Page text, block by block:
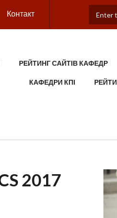
Контакт
РЕЙТИНГ САЙТІВ КАФЕДР
КАФЕДРИ КПІ
2017